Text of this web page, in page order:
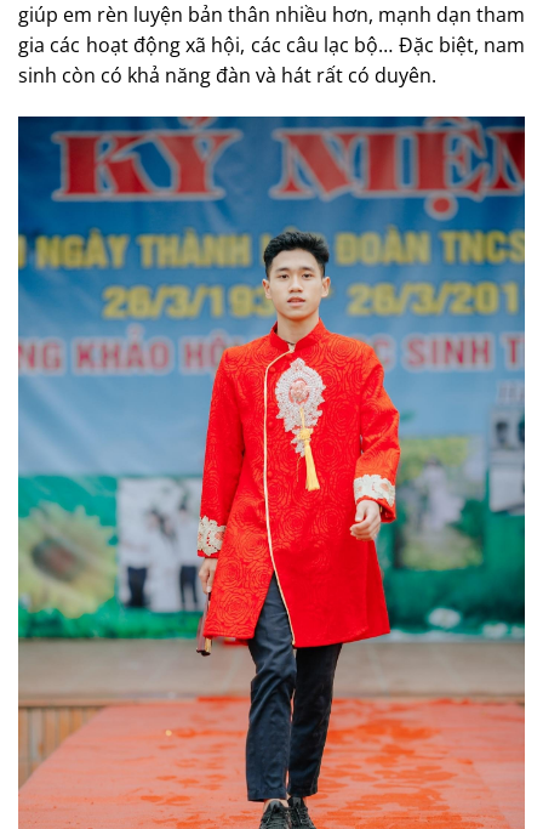
giúp em rèn luyện bản thân nhiều hơn, mạnh dạn tham
gia các hoạt động xã hội, các câu lạc bộ… Đặc biệt, nam
sinh còn có khả năng đàn và hát rất có duyên.